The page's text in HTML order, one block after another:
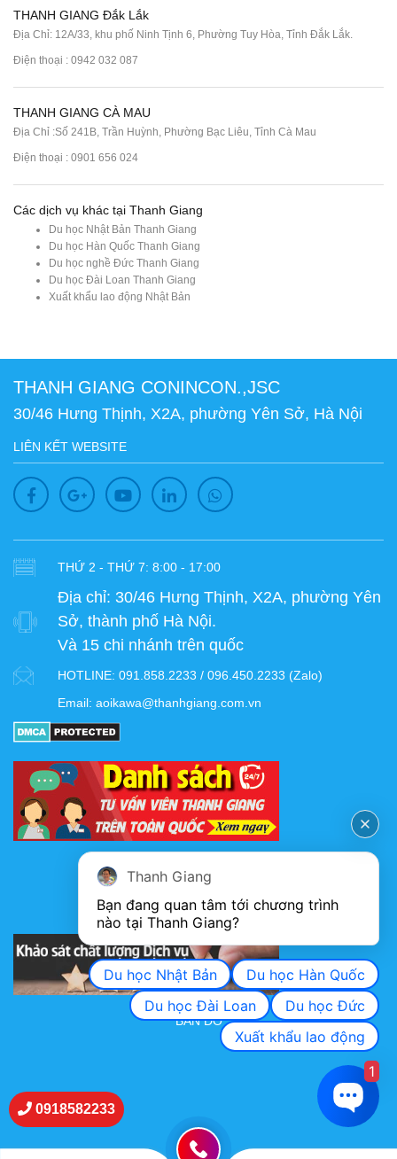
THANH GIANG Đắk Lắk
Địa Chỉ: 12A/33, khu phố Ninh Tịnh 6, Phường Tuy Hòa, Tỉnh Đắk Lắk.
Điện thoại : 0942 032 087
THANH GIANG CÀ MAU
Địa Chỉ :Số 241B, Trần Huỳnh, Phường Bạc Liêu, Tỉnh Cà Mau
Điện thoại : 0901 656 024
Các dịch vụ khác tại Thanh Giang
Du học Nhật Bản Thanh Giang
Du học Hàn Quốc Thanh Giang
Du học nghề Đức Thanh Giang
Du học Đài Loan Thanh Giang
Xuất khẩu lao động Nhật Bản
THANH GIANG CONINCON.,JSC
30/46 Hưng Thịnh, X2A, phường Yên Sở, Hà Nội
LIÊN KẾT WEBSITE
THỨ 2 - THỨ 7: 8:00 - 17:00
Địa chỉ: 30/46 Hưng Thịnh, X2A, phường Yên
Sở, thành phố Hà Nội.
Và 15 chi nhánh trên quốc
HOTLINE: 091.858.2233 / 096.450.2233 (Zalo)
Email: aoikawa@thanhgiang.com.vn
KHẢO SÁT CHẤT LƯỢNG DỊCH VỤ
BẢN ĐỒ
0918582233
Thanh Giang
Bạn đang quan tâm tới chương trình
nào tại Thanh Giang?
Du học Nhật Bản
Du học Hàn Quốc
Du học Đài Loan
Du học Đức
Xuất khẩu lao động
1